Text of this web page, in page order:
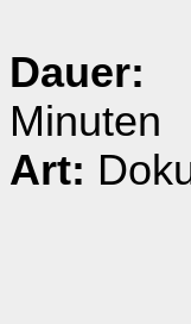
Dauer:
Minuten
Art: